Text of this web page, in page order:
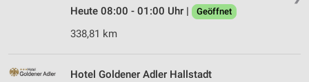
Heute 08:00 - 01:00 Uhr |
Geöffnet
338,81 km
Hotel Goldener Adler Hallstadt